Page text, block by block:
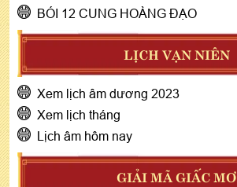
BÓI 12 CUNG HOÀNG ĐẠO
LỊCH VẠN NIÊN
Xem lịch âm dương 2023
Xem lịch tháng
Lịch âm hôm nay
GIẢI MÃ GIẤC MƠ